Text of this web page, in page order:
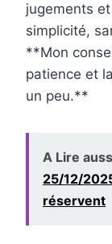
jugements
simplicité,
**Mon
patience et
un peu.**
A Lire
25/12/
réservent